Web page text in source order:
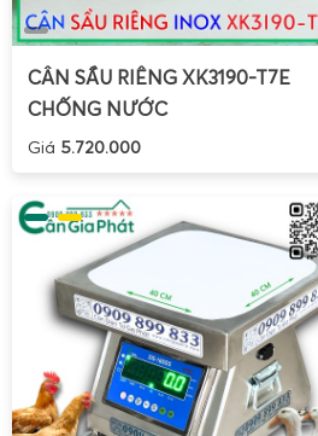
CÂN SẦU RIÊNG XK3190-T7E
CHỐNG NƯỚC
Giá 5.720.000